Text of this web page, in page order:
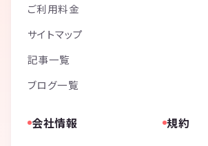
ご利用料金
サイトマップ
記事一覧
ブログ一覧
会社情報 規約